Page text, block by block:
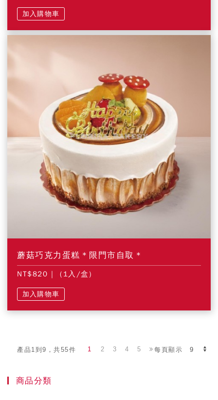
加入購物車
蘑菇巧克力蛋糕＊限門市自取＊
NT$820 | (1入/盒)
加入購物車
產品1到9，共55件 每頁顯示
1 2 3 4 5
商品分類